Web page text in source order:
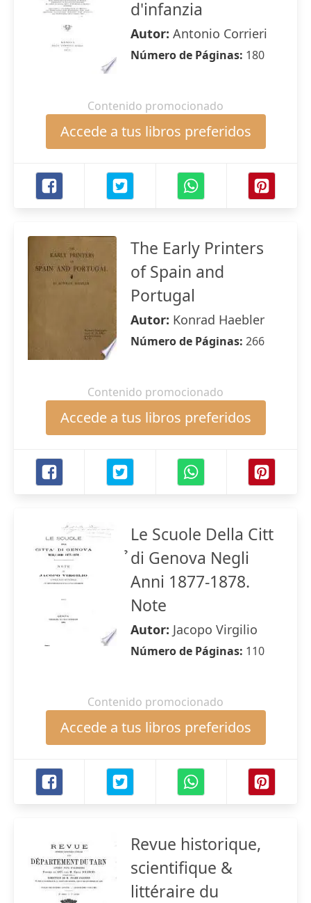
d'infanzia
Autor: Antonio Corrieri
Número de Páginas: 180
Contenido promocionado
Accede a tus libros preferidos
The Early Printers
of Spain and
Portugal
Autor: Konrad Haebler
Número de Páginas: 266
Contenido promocionado
Accede a tus libros preferidos
Le Scuole Della Citt
̉di Genova Negli
Anni 1877-1878.
Note
Autor: Jacopo Virgilio
Número de Páginas: 110
Contenido promocionado
Accede a tus libros preferidos
Revue historique,
scientifique &
littéraire du